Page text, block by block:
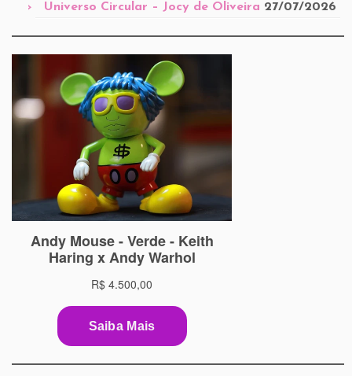
Universo Circular – Jocy de Oliveira 27/07/2026